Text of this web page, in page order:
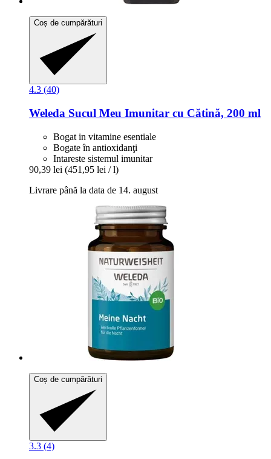
Coș de cumpărături
4.3 (40)
Weleda Sucul Meu Imunitar cu Cătină, 200 ml
Bogat in vitamine esentiale
Bogate în antioxidanţi
Intareste sistemul imunitar
90,39 lei (451,95 lei / l)
Livrare până la data de 14. august
Coș de cumpărături
3.3 (4)